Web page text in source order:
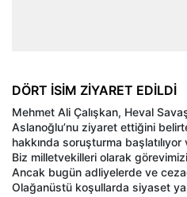
DÖRT İSİM ZİYARET EDİLDİ
Mehmet Ali Çalışkan, Heval
Aslanoğlu’nu ziyaret ettiğini
hakkında soruşturma
Biz milletvekilleri olarak
Ancak bugün adliyelerde ve
Olağanüstü koşullarda siyaset